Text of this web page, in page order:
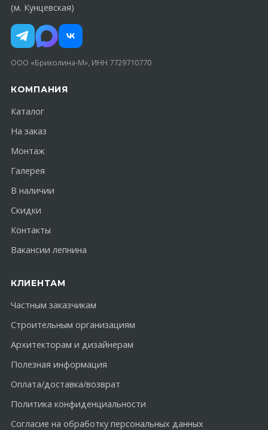
(м. Кунцевская)
ООО «Бриколина-М», ИНН 7729710770
КОМПАНИЯ
Каталог
На заказ
Монтаж
Галерея
В наличии
Скидки
Контакты
Вакансии лепнина
КЛИЕНТАМ
Частным заказчикам
Строительным организациям
Архитекторам и дизайнерам
Полезная информация
Оплата/доставка/возврат
Политика конфиденциальности
Согласие на обработку персональных данных